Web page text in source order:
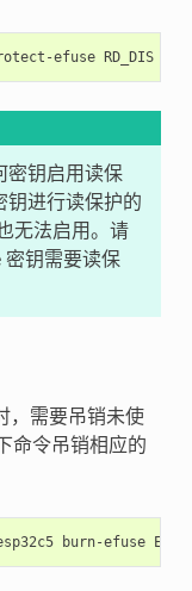
efuse RD_DIS
密钥启用读保
钥进行读保护的
无法启用。请
密钥需要读保
，需要吊销未使
命令吊销相应的
burn-efuse